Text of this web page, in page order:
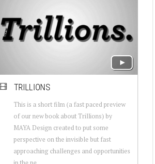
TRILLIONS
This is a short film (a fast paced preview
of our new book about Trillions) by
MAYA Design created to put some
perspective on the invisible but fast
approaching challenges and opportunities